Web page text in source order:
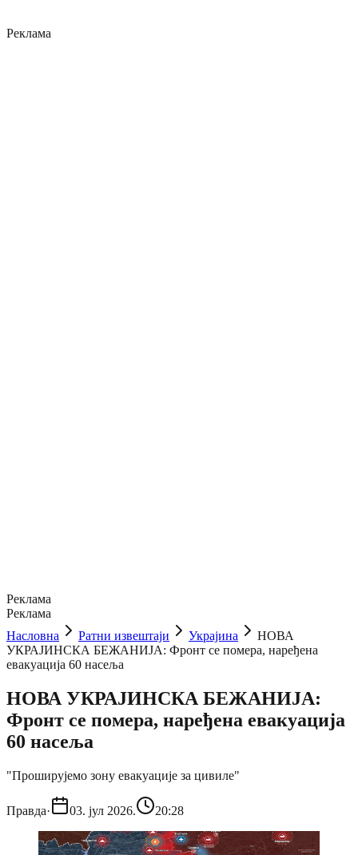
Реклама
Реклама
Реклама
Насловна
Ратни извештаји Украјина
НОВА
УКРАЈИНСКА БЕЖАНИЈА: Фронт се помера, наређена
евакуација 60 насеља
НОВА УКРАЈИНСКА БЕЖАНИЈА:
Фронт се помера, наређена евакуација
60 насеља
"Проширујемо зону евакуације за цивиле"
Правда· 03. јул 2026. 20:28